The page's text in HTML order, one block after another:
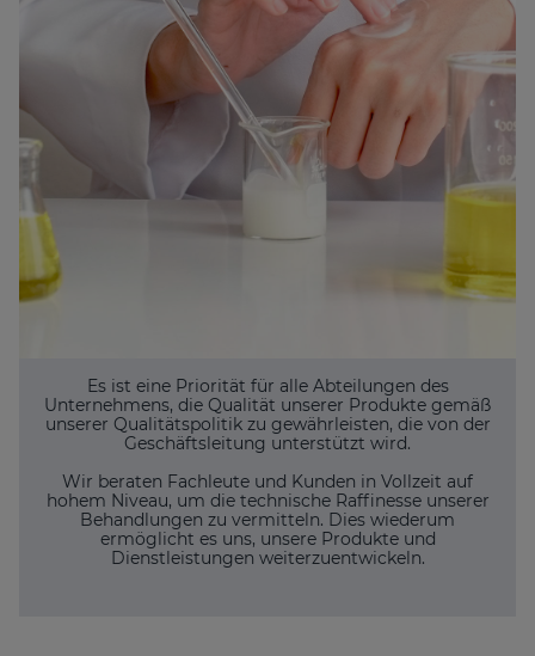
Es ist eine Priorität für alle Abteilungen des
Unternehmens, die Qualität unserer Produkte gemäß
unserer Qualitätspolitik zu gewährleisten, die von der
Geschäftsleitung unterstützt wird.
Wir beraten Fachleute und Kunden in Vollzeit auf
hohem Niveau, um die technische Raffinesse unserer
Behandlungen zu vermitteln. Dies wiederum
ermöglicht es uns, unsere Produkte und
Dienstleistungen weiterzuentwickeln.